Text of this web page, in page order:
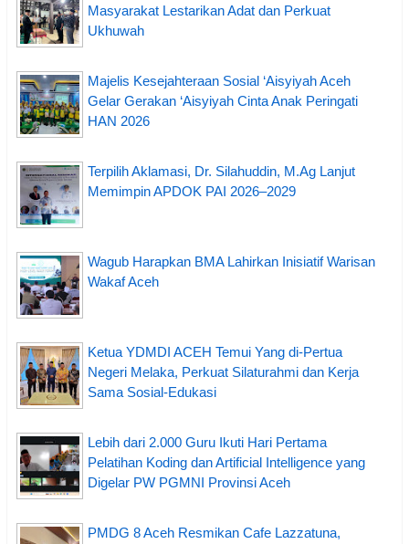
Masyarakat Lestarikan Adat dan Perkuat
Ukhuwah
Majelis Kesejahteraan Sosial ‘Aisyiyah Aceh
Gelar Gerakan ‘Aisyiyah Cinta Anak Peringati
HAN 2026
Terpilih Aklamasi, Dr. Silahuddin, M.Ag Lanjut
Memimpin APDOK PAI 2026–2029
Wagub Harapkan BMA Lahirkan Inisiatif Warisan
Wakaf Aceh
Ketua YDMDI ACEH Temui Yang di-Pertua
Negeri Melaka, Perkuat Silaturahmi dan Kerja
Sama Sosial-Edukasi
Lebih dari 2.000 Guru Ikuti Hari Pertama
Pelatihan Koding dan Artificial Intelligence yang
Digelar PW PGMNI Provinsi Aceh
PMDG 8 Aceh Resmikan Cafe Lazzatuna,